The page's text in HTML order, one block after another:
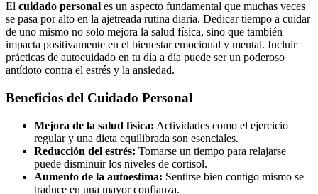
El cuidado personal es un aspecto fundamental que muchas veces
se pasa por alto en la ajetreada rutina diaria. Dedicar tiempo a cuidar
de uno mismo no solo mejora la salud física, sino que también
impacta positivamente en el bienestar emocional y mental. Incluir
prácticas de autocuidado en tu día a día puede ser un poderoso
antídoto contra el estrés y la ansiedad.
Beneficios del Cuidado Personal
Mejora de la salud física: Actividades como el ejercicio
regular y una dieta equilibrada son esenciales.
Reducción del estrés: Tomarse un tiempo para relajarse
puede disminuir los niveles de cortisol.
Aumento de la autoestima: Sentirse bien contigo mismo se
traduce en una mayor confianza.